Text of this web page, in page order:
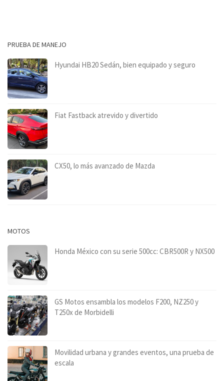
PRUEBA DE MANEJO
Hyundai HB20 Sedán, bien equipado y seguro
Fiat Fastback atrevido y divertido
CX50, lo más avanzado de Mazda
MOTOS
Honda México con su serie 500cc: CBR500R y NX500
GS Motos ensambla los modelos F200, NZ250 y
T250x de Morbidelli
Movilidad urbana y grandes eventos, una prueba de
escala